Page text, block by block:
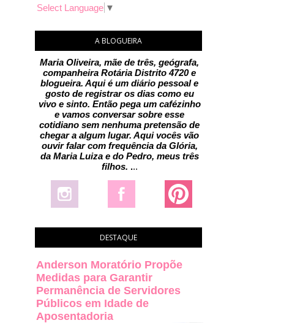
Select Language ▼
A BLOGUEIRA
Maria Oliveira, mãe de três, geógrafa,
companheira Rotária Distrito 4720 e
blogueira. Aqui é um diário pessoal e
gosto de registrar os dias como eu
vivo e sinto. Então pega um cafézinho
e vamos conversar sobre esse
cotidiano sem nenhuma pretensão de
chegar a algum lugar. Aqui vocês vão
ouvir falar com frequência da Glória,
da Maria Luiza e do Pedro, meus três
filhos. ...
DESTAQUE
Anderson Moratório Propõe
Medidas para Garantir
Permanência de Servidores
Públicos em Idade de
Aposentadoria